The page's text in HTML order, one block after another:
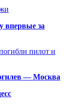
впервые за
пилот и
— Москва